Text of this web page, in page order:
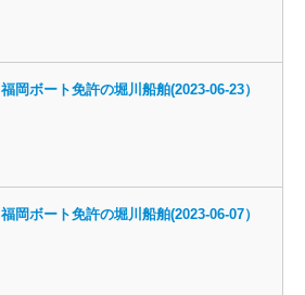
福岡ボート免許の堀川船舶(2023-06-23）
福岡ボート免許の堀川船舶(2023-06-07）